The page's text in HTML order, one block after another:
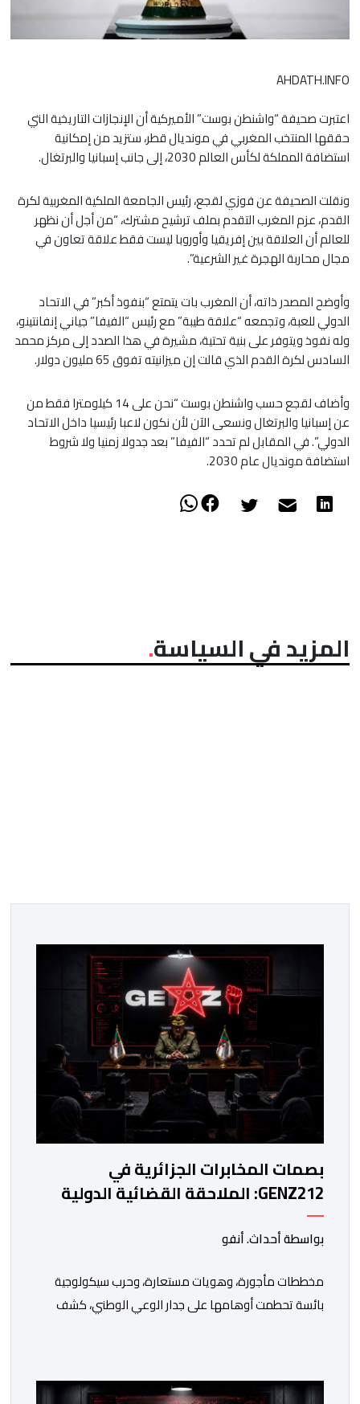
AHDATH.INFO
اعتبرت صحيفة “واشنطن بوست” الأميركية أن الإنجازات التاريخية التي
حققها المنتخب المغربي في مونديال قطر، ستزيد من إمكانية
استضافة المملكة لكأس العالم 2030، إلى جانب إسبانيا والبرتغال.
ونقلت الصحيفة عن فوزي لقجع، رئيس الجامعة الملكية المغربية لكرة
القدم، عزم المغرب التقدم بملف ترشيح مشترك، “من أجل أن نظهر
للعالم أن العلاقة بين إفريقيا وأوروبا ليست فقط علاقة تعاون في
مجال محاربة الهجرة غير الشرعية”.
وأوضح المصدر ذاته، أن المغرب بات يتمتع “بنفوذ أكبر” في الاتحاد
الدولي للعبة، وتجمعه “علاقة طيبة” مع رئيس “الفيفا” جياني إنفانتينو،
وله نفوذ ويتوفر على بنية تحتية، مشيرة في هذا الصدد إلى مركز محمد
السادس لكرة القدم الذي قالت إن ميزانيته تفوق 65 مليون دولار.
وأضاف لقجع حسب واشنطن بوست “نحن على 14 كيلومترا فقط من
عن إسبانيا والبرتغال ونسعى الآن لأن نكون لاعبا رئيسيا داخل الاتحاد
الدولي”. في المقابل لم تحدد “الفيفا” بعد جدولا زمنيا ولا شروط
استضافة مونديال عام 2030.
المزيد في السياسة
بصمات المخابرات الجزائرية في
GENZ212: الملاحقة القضائية الدولية
تنتظر الكابرانات
بواسطة أحداث. أنفو
مخططات مأجورة، وهويات مستعارة، وحرب سيكولوجية
بائسة تحطمت أوهامها على جدار الوعي الوطني، كشف
محاولات المخابرات العسكرية الجزائرية استهداف امن
المملكة واستقرارها. أكد أبو وائل الريفي أنه: “بعد إجهاض